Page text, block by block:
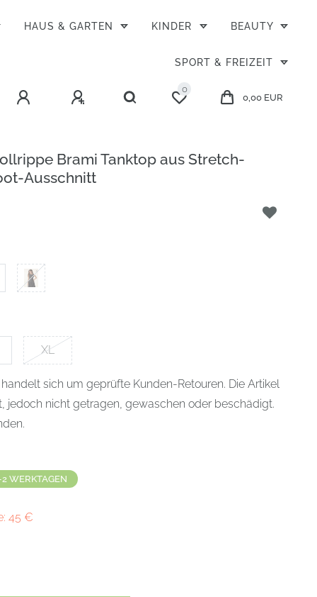
HAUS & GARTEN KINDER BEAUTY
SPORT & FREIZEIT
0
0,00 EUR
Brami Tanktop aus Stretch-
Ausschnitt
XL
sich um geprüfte Kunden-Retouren. Die Artikel
jedoch nicht getragen, gewaschen oder beschädigt.
WERKTAGEN
45 €